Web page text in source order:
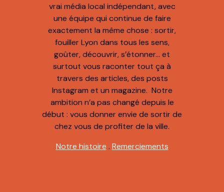
vrai média local indépendant, avec
une équipe qui continue de faire
exactement la même chose : sortir,
fouiller Lyon dans tous les sens,
goûter, découvrir, s’étonner… et
surtout vous raconter tout ça à
travers des articles, des posts
Instagram et un magazine. Notre
ambition n’a pas changé depuis le
début : vous donner envie de sortir de
chez vous de profiter de la ville.
Notre histoire . Remerciements